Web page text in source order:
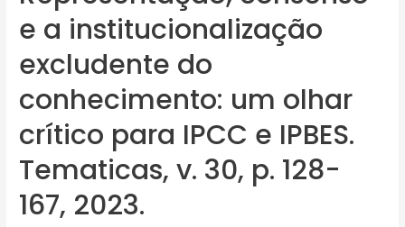
e a institucionalização
excludente do
conhecimento: um olhar
crítico para IPCC e IPBES.
Tematicas, v. 30, p. 128-
167, 2023.